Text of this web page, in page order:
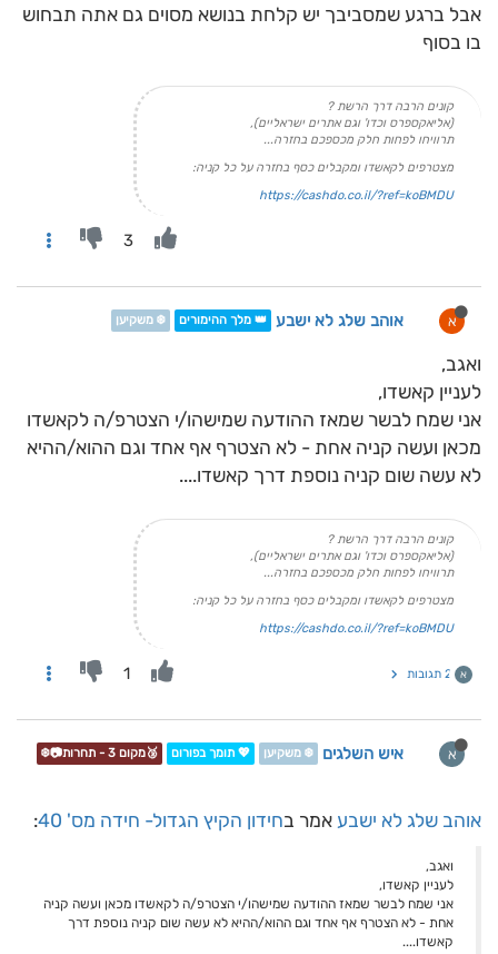
אבל ברגע שמסביבך יש קלחת בנושא מסוים גם אתה תבחוש
בו בסוף
קונים הרבה דרך הרשת ?
(אליאקספרס וכדו' וגם אתרים ישראליים),
תרוויחו לפחות חלק מכספכם בחזרה...
מצטרפים לקאשדו ומקבלים כסף בחזרה על כל קניה:
https://cashdo.co.il/?ref=koBMDU
3
א אוהב שלג לא ישבע 👑 מלך ההימורים ❄️ משקיען
ואגב,
לעניין קאשדו,
אני שמח לבשר שמאז ההודעה שמישהו/י הצטרפ/ה לקאשדו
מכאן ועשה קניה אחת - לא הצטרף אף אחד וגם ההוא/ההיא
לא עשה שום קניה נוספת דרך קאשדו....
קונים הרבה דרך הרשת ?
(אליאקספרס וכדו' וגם אתרים ישראליים),
תרוויחו לפחות חלק מכספכם בחזרה...
מצטרפים לקאשדו ומקבלים כסף בחזרה על כל קניה:
https://cashdo.co.il/?ref=koBMDU
א 2 תגובות 1
א איש השלגים ❄️ משקיען 💖 תומך בפורום 🥉מקום 3 - תחרות📷❄️
אוהב שלג לא ישבע אמר בחידון הקיץ הגדול- חידה מס' 40 :
ואגב,
לעניין קאשדו,
אני שמח לבשר שמאז ההודעה שמישהו/י הצטרפ/ה לקאשדו מכאן ועשה קניה
אחת - לא הצטרף אף אחד וגם ההוא/ההיא לא עשה שום קניה נוספת דרך
קאשדו....